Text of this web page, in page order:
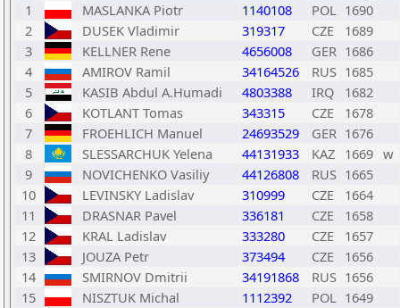
1
MASLANKA Piotr 1140108 POL 1690
2
DUSEK Vladimir 319317 CZE
1689
3
KELLNER Rene 4656008 GER 1686
4
AMIROV Ramil 34164526 RUS 1685
5
KASIB Abdul A.Humadi 4803388 IRQ
1682
6
KOTLANT Tomas 343315 CZE
1678
7
FROEHLICH Manuel 24693529 GER 1676
8
SLESSARCHUK Yelena 44131933 KAZ 1669 w
9
NOVICHENKO Vasiliy 44126808 RUS 1665
10
LEVINSKY Ladislav 310999 CZE
1664
11
DRASNAR Pavel 336181 CZE
1658
12
KRAL Ladislav 333280 CZE
1657
13
JOUZA Petr 373494 CZE
1656
14
SMIRNOV Dmitrii 34191868 RUS 1656
15
NISZTUK Michal 1112392 POL 1649